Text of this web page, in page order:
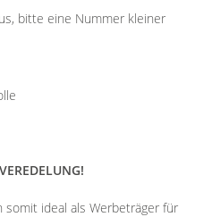
bitte eine Nummer kleiner
somit ideal als Werbeträger für